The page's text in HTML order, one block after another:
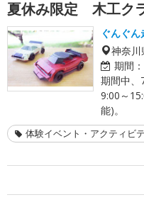
夏休み限定 木工ク
ぐんぐ
神奈川
期間：
期間中、
9:00～
能)。
体験イベント・アクティビ